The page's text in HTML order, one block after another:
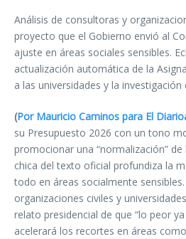
Análisis de consultoras y
proyecto que el Gobierno envió al
ajuste en áreas sociales sensibles.
actualización automática de la
a las universidades y la investigación
(Por Mauricio Caminos para El
su Presupuesto 2026 con un tono
promocionar una “normalización”
chica del texto oficial profundiza la
todo en áreas socialmente
organizaciones civiles y
relato presidencial de que “lo peor
acelerará los recortes en áreas